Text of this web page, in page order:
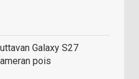
Galaxy S27
pois